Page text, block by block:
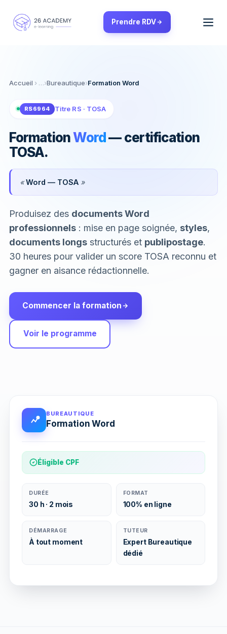
Prendre RDV
Accueil ›Bureautique›Formation Word
RS6964 Titre RS · TOSA
FormationWord— certification
TOSA.
«Word — TOSA »
Produisez des documents Word
professionnels : mise en page soignée, styles,
documents longs structurés et publipostage.
30 heures pour valider un score TOSA reconnu et
gagner en aisance rédactionnelle.
Commencer la formation
Voir le programme
BUREAUTIQUE
Formation Word
Éligible CPF
DURÉE
30 h · 2 mois
FORMAT
100% en ligne
DÉMARRAGE
À tout moment
TUTEUR
Expert Bureautique
dédié